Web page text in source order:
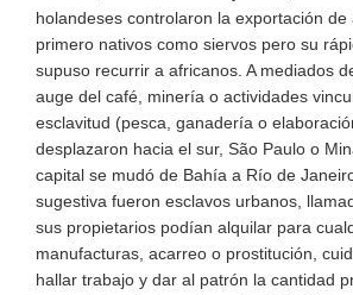
holandeses controlaron la exportación de
primero nativos como siervos pero su
supuso recurrir a africanos. A mediados
auge del café, minería o actividades
esclavitud (pesca, ganadería o
desplazaron hacia el sur, São Paulo o
capital se mudó de Bahía a Río de
sugestiva fueron esclavos urbanos,
sus propietarios podían alquilar para
manufacturas, acarreo o prostitución,
hallar trabajo y dar al patrón la cantidad